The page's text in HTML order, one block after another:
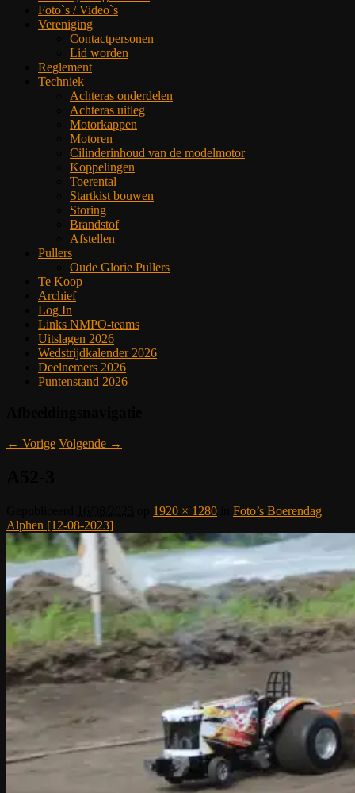
Foto`s / Video`s
Vereniging
Contactpersonen
Lid worden
Reglement
Techniek
Achteras onderdelen
Achteras uitleg
Motorkappen
Motoren
Cilinderinhoud van de modelmotor
Koppelingen
Toerental
Startkist bouwen
Storing
Brandstof
Afstellen
Pullers
Oude Glorie Pullers
Te Koop
Archief
Log In
Links NMPO-teams
Uitslagen 2026
Wedstrijdkalender 2026
Deelnemers 2026
Puntenstand 2026
← Vorige Volgende →
1920 × 1280
Foto’s Boerendag
Alphen [12-08-2023]